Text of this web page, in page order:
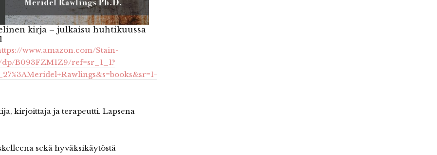
kirja – julkaisu huhtikuussa
www.amazon.com/Stain-
B093FZM1Z9/ref=sr_1_1?
kirjoittaja ja terapeutti. Lapsena
sekä hyväksikäytöstä